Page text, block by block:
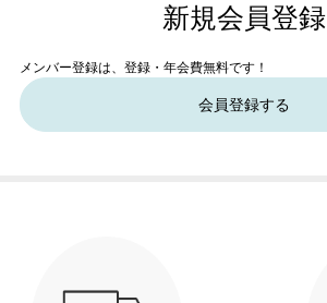
新規会員登録
メンバー登録は、登録・年会費無料です！
会員登録する